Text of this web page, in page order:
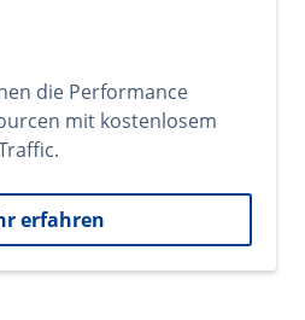
die Performance
mit kostenlosem
erfahren